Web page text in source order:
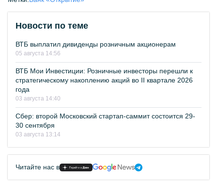
Новости по теме
ВТБ выплатил дивиденды розничным акционерам
05 августа 14:56
ВТБ Мои Инвестиции: Розничные инвесторы перешли к
стратегическому накоплению акций во II квартале 2026
года
03 августа 14:40
Сбер: второй Московский стартап-саммит состоится 29-
30 сентября
03 августа 13:14
Читайте нас в